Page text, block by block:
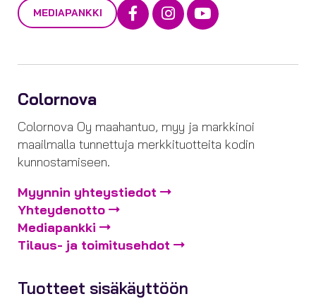
MEDIAPANKKI Facebook
Instagram
Youtube
Colornova
Colornova Oy maahantuo, myy ja markkinoi
maailmalla tunnettuja merkkituotteita kodin
kunnostamiseen.
Myynnin yhteystiedot
Yhteydenotto
Mediapankki
Tilaus- ja toimitusehdot
Tuotteet sisäkäyttöön